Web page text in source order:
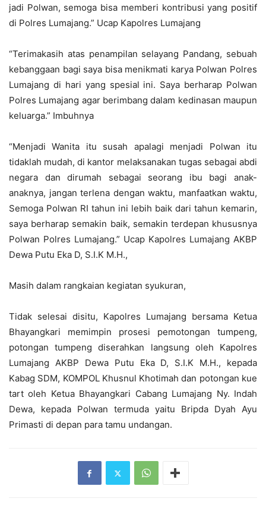
jadi Polwan, semoga bisa memberi kontribusi yang positif
di Polres Lumajang.” Ucap Kapolres Lumajang
“Terimakasih atas penampilan selayang Pandang, sebuah
kebanggaan bagi saya bisa menikmati karya Polwan Polres
Lumajang di hari yang spesial ini. Saya berharap Polwan
Polres Lumajang agar berimbang dalam kedinasan maupun
keluarga.” Imbuhnya
“Menjadi Wanita itu susah apalagi menjadi Polwan itu
tidaklah mudah, di kantor melaksanakan tugas sebagai abdi
negara dan dirumah sebagai seorang ibu bagi anak-
anaknya, jangan terlena dengan waktu, manfaatkan waktu,
Semoga Polwan RI tahun ini lebih baik dari tahun kemarin,
saya berharap semakin baik, semakin terdepan khususnya
Polwan Polres Lumajang.” Ucap Kapolres Lumajang AKBP
Dewa Putu Eka D, S.I.K M.H.,
Masih dalam rangkaian kegiatan syukuran,
Tidak selesai disitu, Kapolres Lumajang bersama Ketua
Bhayangkari memimpin prosesi pemotongan tumpeng,
potongan tumpeng diserahkan langsung oleh Kapolres
Lumajang AKBP Dewa Putu Eka D, S.I.K M.H., kepada
Kabag SDM, KOMPOL Khusnul Khotimah dan potongan kue
tart oleh Ketua Bhayangkari Cabang Lumajang Ny. Indah
Dewa, kepada Polwan termuda yaitu Bripda Dyah Ayu
Primasti di depan para tamu undangan.